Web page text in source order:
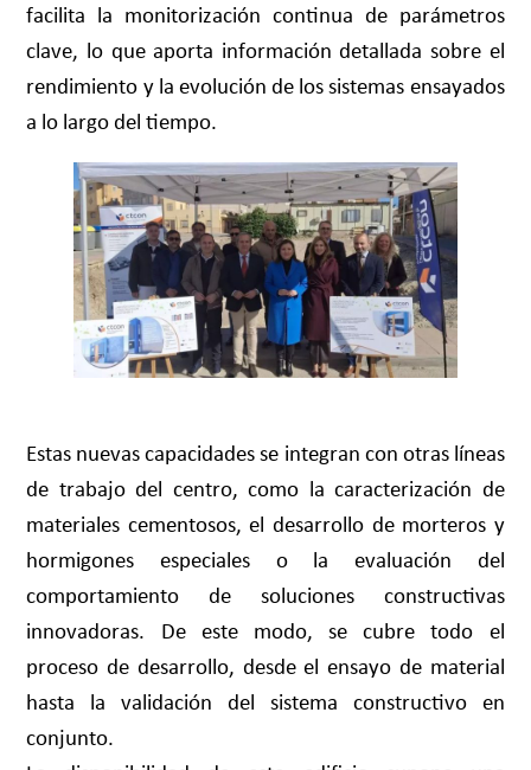
facilita la monitorización continua de parámetros
clave, lo que aporta información detallada sobre el
rendimiento y la evolución de los sistemas ensayados
a lo largo del tiempo.
Estas nuevas capacidades se integran con otras líneas
de trabajo del centro, como la caracterización de
materiales cementosos, el desarrollo de morteros y
hormigones especiales o la evaluación del
comportamiento de soluciones constructivas
innovadoras. De este modo, se cubre todo el
proceso de desarrollo, desde el ensayo de material
hasta la validación del sistema constructivo en
conjunto.